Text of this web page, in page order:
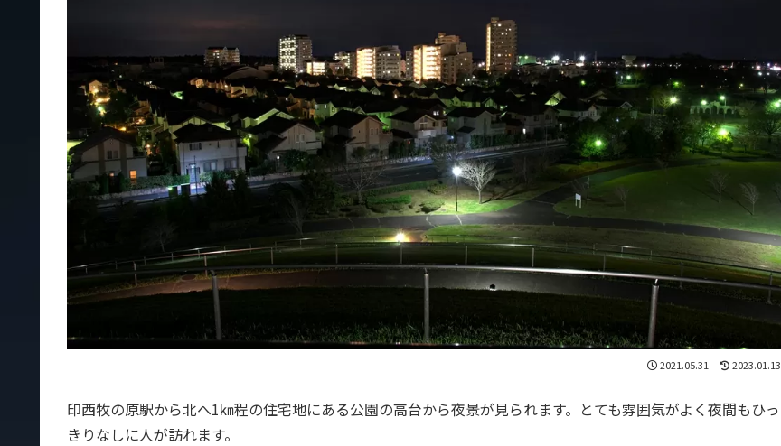
2021.05.31 2023.01.13
印西牧の原駅から北へ1㎞程の住宅地にある公園の高台から夜景が見られます。とても雰囲気がよく夜間もひっ
きりなしに人が訪れます。